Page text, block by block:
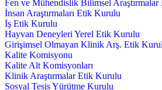
Fen ve Mühendislik Bilimsel
İnsan Araştırmaları Etik Kurulu
İş Etik Kurulu
Hayvan Deneyleri Yerel Etik Kurulu
Girişimsel Olmayan Klinik Arş. Etik
Kalite Komisyonu
Kalite Alt Komisyonları
Klinik Araştırmalar Etik Kurulu
Sosyal Tesis Yürütme Kurulu